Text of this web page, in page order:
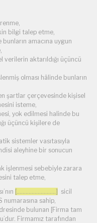
bilgi talep etme,
bunların amacına uygun
verilerin aktarıldığı üçüncü
olması hâlinde bunların
şartlar çerçevesinde kişisel
isteme,
yok edilmesi halinde bu
üçüncü kişilere de
sistemler vasıtasıyla
aleyhine bir sonucun
işlenmesi sebebiyle zarara
talep etme,
[..........................] sicil
numarasına sahip,
bulunan [Firma tam
Firmamız tarafından